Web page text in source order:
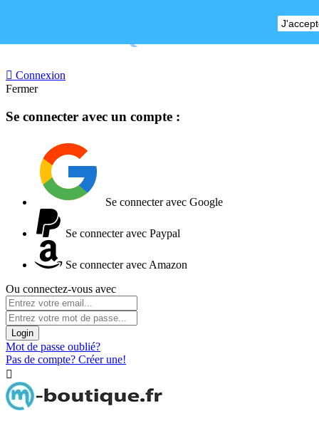
 Connexion
Fermer
Se connecter avec un compte :
Se connecter avec Google
Se connecter avec Paypal
Se connecter avec Amazon
Ou connectez-vous avec
Login
Mot de passe oublié?
Pas de compte? Créer une!
